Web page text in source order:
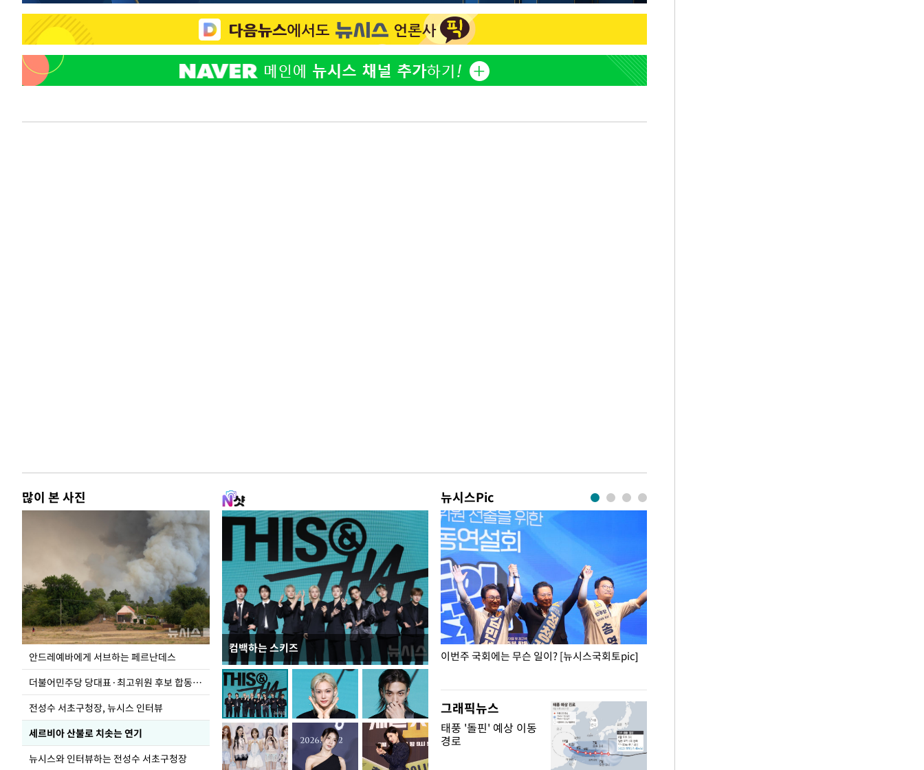
많이 본 사진
안드레예바에게 서브하는 페르난데스
더불어민주당 당대표·최고위원 후보 합동연설회
전성수 서초구청장, 뉴시스 인터뷰
세르비아 산불로 치솟는 연기
뉴시스와 인터뷰하는 전성수 서초구청장
컴백하는 스키즈
뉴시스Pic
이 대통령, 국가폭력 피해자에 위로·사과…"국가
가 책임지고 치유"
이번주 국회에는 무슨 일이? [뉴시스국회토pic]
그래픽뉴스
태풍 '돌핀' 예상 이동
경로